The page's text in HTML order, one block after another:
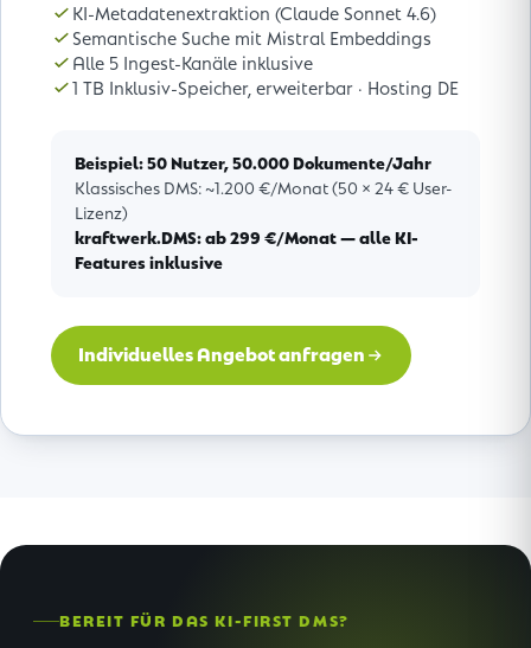
KI-Metadatenextraktion (Claude Sonnet 4.6)
Semantische Suche mit Mistral Embeddings
Alle 5 Ingest-Kanäle inklusive
1 TB Inklusiv-Speicher, erweiterbar · Hosting DE
Beispiel: 50 Nutzer, 50.000 Dokumente/Jahr
Klassisches DMS: ~1.200 €/Monat (50 × 24 € User-
Lizenz)
kraftwerk.DMS: ab 299 €/Monat — alle KI-
Features inklusive
Individuelles Angebot anfragen
BEREIT FÜR DAS KI-FIRST DMS?